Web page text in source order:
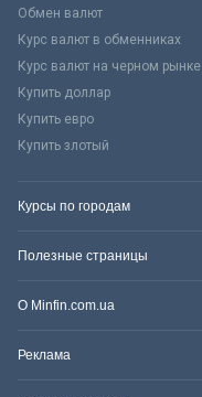
Обмен валют
Курс валют в обменниках
Курс валют на черном рынке
Купить доллар
Купить евро
Купить злотый
Курсы по городам
Полезные страницы
О Minfin.com.ua
Реклама